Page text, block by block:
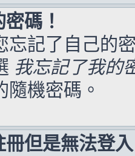
碼！
忘記了自己的
我忘記了我的
隨機密碼。
但是無法登